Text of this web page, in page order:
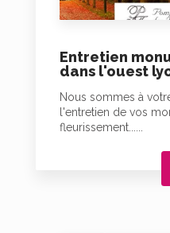
Entretien
dans l'ouest
Nous sommes à
l'entretien de vos
fleurissement......